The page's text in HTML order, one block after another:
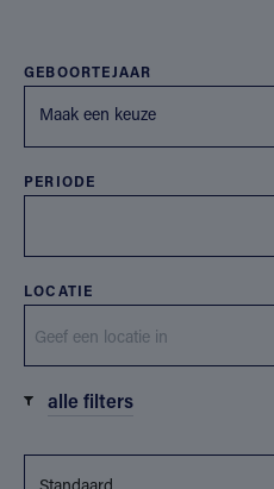
GEBOORTEJAAR
Maak een keuze
PERIODE
LOCATIE
alle filters